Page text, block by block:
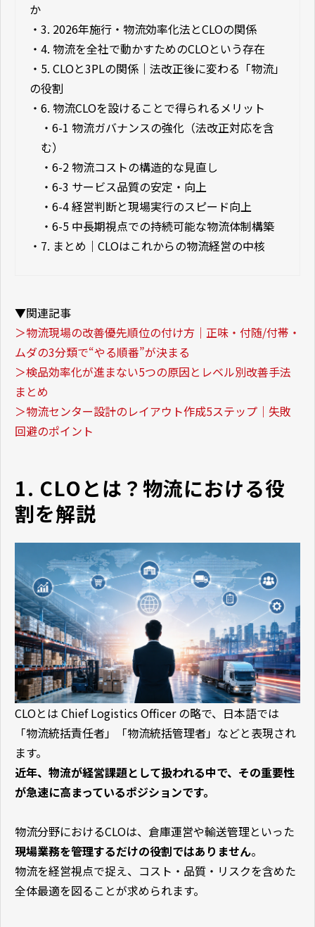
か
・ 3. 2026年施行・物流効率化法とCLOの関係
・ 4. 物流を全社で動かすためのCLOという存在
・ 5. CLOと3PLの関係｜法改正後に変わる「物流」
の役割
・ 6. 物流CLOを設けることで得られるメリット
・ 6-1 物流ガバナンスの強化（法改正対応を含
む）
・ 6-2 物流コストの構造的な見直し
・ 6-3 サービス品質の安定・向上
・ 6-4 経営判断と現場実行のスピード向上
・ 6-5 中長期視点での持続可能な物流体制構築
・ 7. まとめ｜CLOはこれからの物流経営の中核
▼関連記事
＞物流現場の改善優先順位の付け方｜正味・付随/付帯・
ムダの3分類で“やる順番”が決まる
＞検品効率化が進まない5つの原因とレベル別改善手法
まとめ
＞物流センター設計のレイアウト作成5ステップ｜失敗
回避のポイント
1. CLOとは？物流における役
割を解説
CLOとは Chief Logistics Officer の略で、日本語では
「物流統括責任者」「物流統括管理者」などと表現され
ます。
近年、物流が経営課題として扱われる中で、その重要性
が急速に高まっているポジションです。
物流分野におけるCLOは、倉庫運営や輸送管理といった
現場業務を管理するだけの役割ではありません。
物流を経営視点で捉え、コスト・品質・リスクを含めた
全体最適を図ることが求められます。